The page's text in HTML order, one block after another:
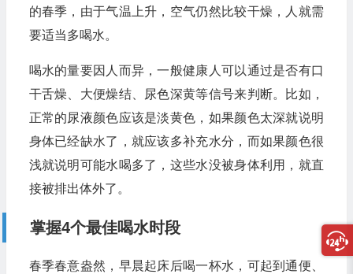
的春季，由于气温上升，空气仍然比较干燥，人就需
要适当多喝水。
喝水的量要因人而异，一般健康人可以通过是否有口
干舌燥、大便燥结、尿色深黄等信号来判断。比如，
正常的尿液颜色应该是淡黄色，如果颜色太深就说明
身体已经缺水了，就应该多补充水分，而如果颜色很
浅就说明可能水喝多了，这些水没被身体利用，就直
接被排出体外了。
掌握4个最佳喝水时段
春季春意盎然，早晨起床后喝一杯水，可起到通便、